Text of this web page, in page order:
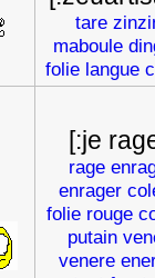
tare
maboule
folie langue
[:je
rage
enrager
folie rouge
putain
venere